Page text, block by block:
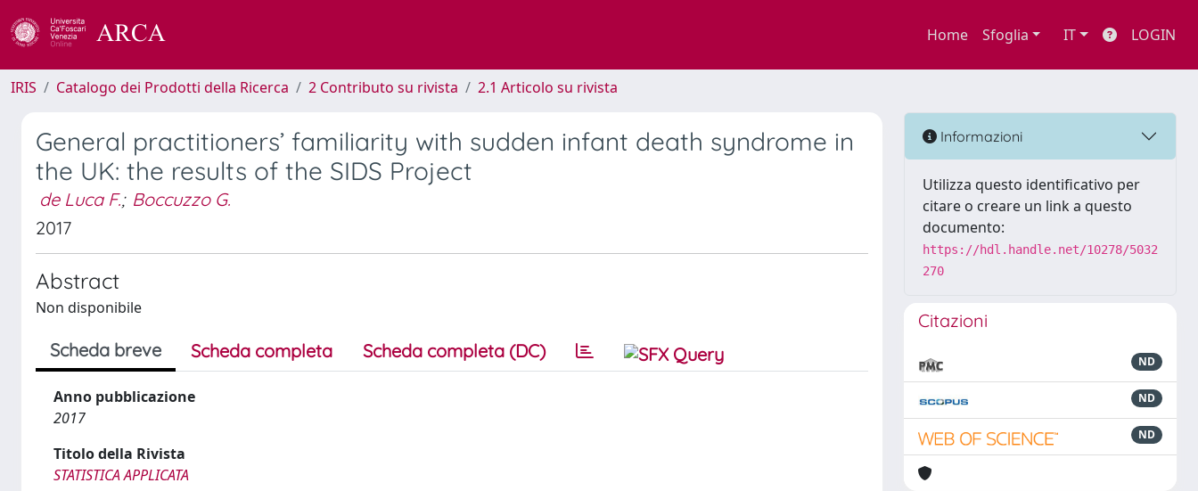
Home Sfoglia IT LOGIN
IRIS Catalogo dei Prodotti della Ricerca 2 Contributo su rivista 2.1 Articolo su rivista
General practitioners’ familiarity with sudden infant death syndrome in
the UK: the results of the SIDS Project
de Luca F.; Boccuzzo G.
2017
Abstract
Non disponibile
Scheda breve Scheda completa Scheda completa (DC)
Anno pubblicazione
2017
Titolo della Rivista
STATISTICA APPLICATA
Informazioni
Utilizza questo identificativo per
citare o creare un link a questo
documento:
https://hdl.handle.net/10278/5032
270
Citazioni
ND
ND
ND